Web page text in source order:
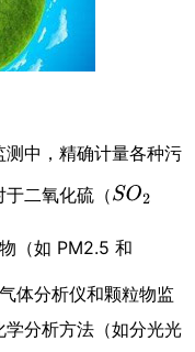
测中，精确计量各种污
二氧化硫（
（如 PM2.5 和
体分析仪和颗粒物监
分析方法（如分光光